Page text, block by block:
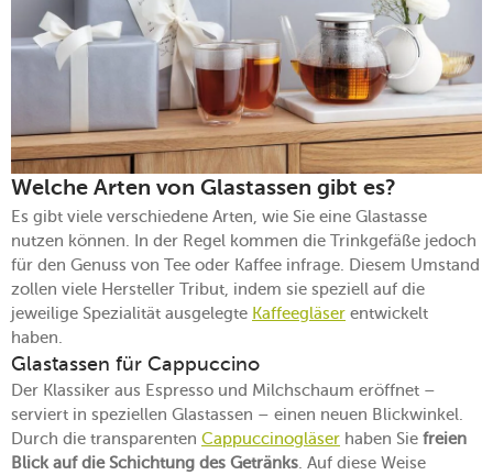
Welche Arten von Glastassen gibt es?
Es gibt viele verschiedene Arten, wie Sie eine Glastasse
nutzen können. In der Regel kommen die Trinkgefäße jedoch
für den Genuss von Tee oder Kaffee infrage. Diesem Umstand
zollen viele Hersteller Tribut, indem sie speziell auf die
jeweilige Spezialität ausgelegte Kaffeegläser entwickelt
haben.
Glastassen für Cappuccino
Der Klassiker aus Espresso und Milchschaum eröffnet –
serviert in speziellen Glastassen – einen neuen Blickwinkel.
Durch die transparenten Cappuccinogläser haben Sie freien
Blick auf die Schichtung des Getränks. Auf diese Weise